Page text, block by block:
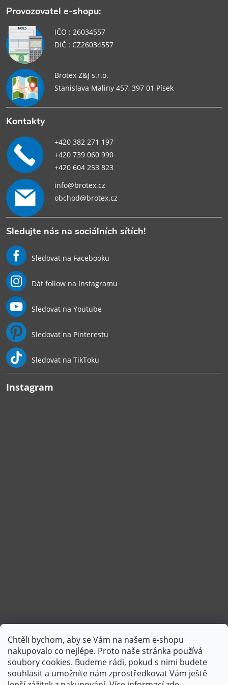
Chtěli bychom, aby se Vám na našem e-shopu
nakupovalo co nejlépe. Proto naše stránka používá
soubory cookies. Budeme rádi, pokud s nimi budete
souhlasit a umožníte nám zprostředkovat Vám ještě
Provozovatel e-shopu:
IČO : 26034557
DIČ : CZ26034557
Brotex Z&J s.r.o.
Stanislava Maliny 457, 397 01 Písek
Kontakty
+420 382 271 197
+420 739 060 990
+420 604 253 823
info@brotex.cz
obchod@brotex.cz
Sledujte nás na sociálních sítích!
Sledovat na Facebooku
Dát follow na Instagramu
Sledovat na Youtube
Sledovat na Pinterestu
Sledovat na TikToku
Instagram
Sledovat na Instagramu